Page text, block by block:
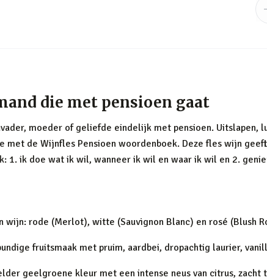
die met pensioen gaat
moeder of geliefde eindelijk met pensioen.
met de Wijnfles Pensioen woordenboek. Deze fles wijn
1. ik doe wat ik wil, wanneer ik wil en waar ik wil en 2.
wijn: rode (Merlot), witte (Sauvignon Blanc) en rosé (Blush
fruitsmaak met pruim, aardbei, dropachtig laurier,
geelgroene kleur met een intense neus van citrus,